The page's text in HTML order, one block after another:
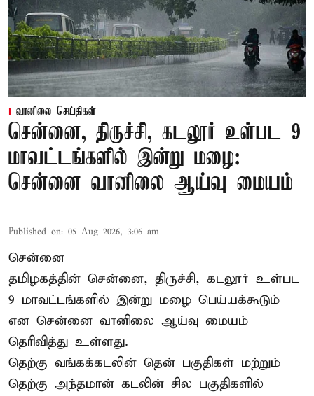
வானிலை செய்திகள்
சென்னை, திருச்சி, கடலூர் உள்பட 9
மாவட்டங்களில் இன்று மழை:
சென்னை வானிலை ஆய்வு மையம்
Published on: 05 Aug 2026, 3:06 am
சென்னை
தமிழகத்தின் சென்னை, திருச்சி, கடலூர் உள்பட
9 மாவட்டங்களில் இன்று மழை பெய்யக்கூடும்
என சென்னை வானிலை ஆய்வு மையம்
தெரிவித்து உள்ளது.
தெற்கு வங்கக்கடலின் தென் பகுதிகள் மற்றும்
தெற்கு அந்தமான் கடலின் சில பகுதிகளில்